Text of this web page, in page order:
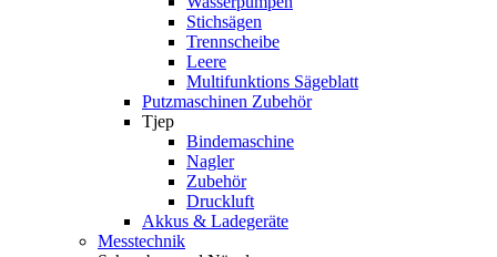
Stichsägen
Trennscheibe
Leere
Multifunktions Sägeblatt
Putzmaschinen Zubehör
Tjep
Bindemaschine
Nagler
Zubehör
Druckluft
Akkus & Ladegeräte
Messtechnik